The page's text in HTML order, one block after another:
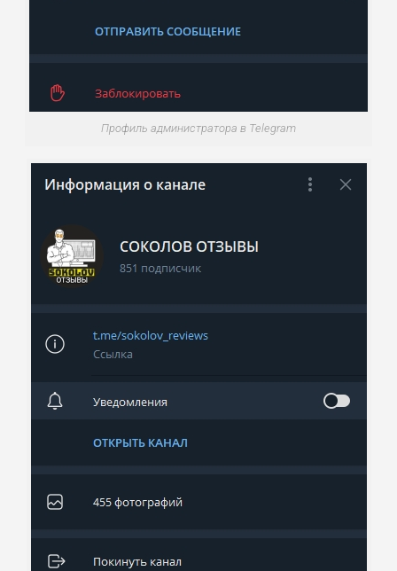
Профиль администратора в Telegram